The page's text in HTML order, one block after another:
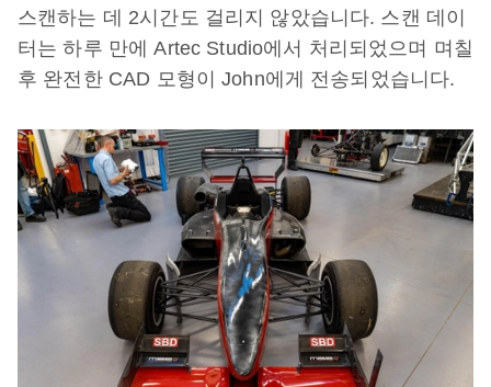
스캔하는 데 2시간도 걸리지 않았습니다. 스캔 데이
터는 하루 만에 Artec Studio에서 처리되었으며 며칠
후 완전한 CAD 모형이 John에게 전송되었습니다.